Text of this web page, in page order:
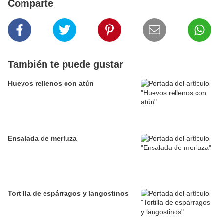
Comparte
También te puede gustar
Huevos rellenos con atún
Ensalada de merluza
Tortilla de espárragos y langostinos